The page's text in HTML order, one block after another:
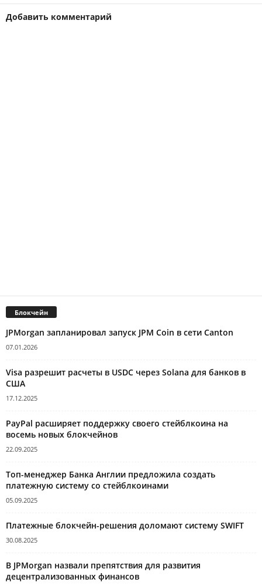
Добавить комментарий
Блокчейн
JPMorgan запланировал запуск JPM Coin в сети Canton
07.01.2026
Visa разрешит расчеты в USDC через Solana для банков в
США
17.12.2025
PayPal расширяет поддержку своего стейблкоина на
восемь новых блокчейнов
22.09.2025
Топ-менеджер Банка Англии предложила создать
платежную систему со стейблкоинами
05.09.2025
Платежные блокчейн-решения доломают систему SWIFT
30.08.2025
В JPMorgan назвали препятствия для развития
децентрализованных финансов